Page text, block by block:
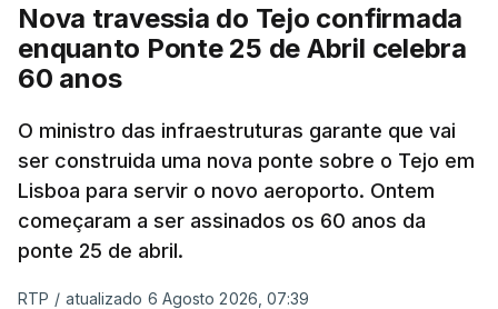
Nova travessia do Tejo confirmada
enquanto Ponte 25 de Abril celebra
60 anos
O ministro das infraestruturas garante que vai
ser construida uma nova ponte sobre o Tejo em
Lisboa para servir o novo aeroporto. Ontem
começaram a ser assinados os 60 anos da
ponte 25 de abril.
RTP / atualizado 6 Agosto 2026, 07:39